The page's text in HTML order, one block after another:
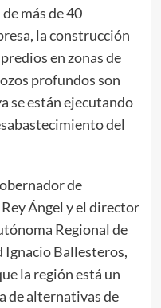
más de 40
la construcción
en zonas de
profundos son
se están ejecutando
del
de
Ángel y el director
Regional de
Ignacio Ballesteros,
la región está un
de alternativas de